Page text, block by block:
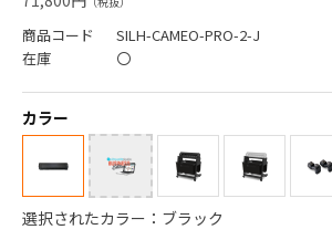
商品コード
SILH-CAMEO-PRO-2-J
在庫
〇
カラー
選択されたカラー：ブラック